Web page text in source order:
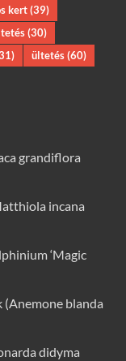
kert(39)
(30)
ültetés(60)
grandiflora
incana
‘Magic
(Anemone blanda
didyma